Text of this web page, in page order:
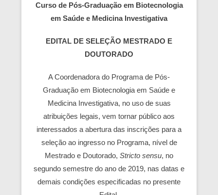
Curso de Pós-Graduação em Biotecnologia
em Saúde e Medicina Investigativa
EDITAL DE SELEÇÃO MESTRADO E
DOUTORADO
A Coordenadora do Programa de Pós-
Graduação em Biotecnologia em Saúde e
Medicina Investigativa, no uso de suas
atribuições legais, vem tornar público aos
interessados a abertura das inscrições para a
seleção ao ingresso no Programa, nível de
Mestrado e Doutorado, Stricto sensu, no
segundo semestre do ano de 2019, nas datas e
demais condições especificadas no presente